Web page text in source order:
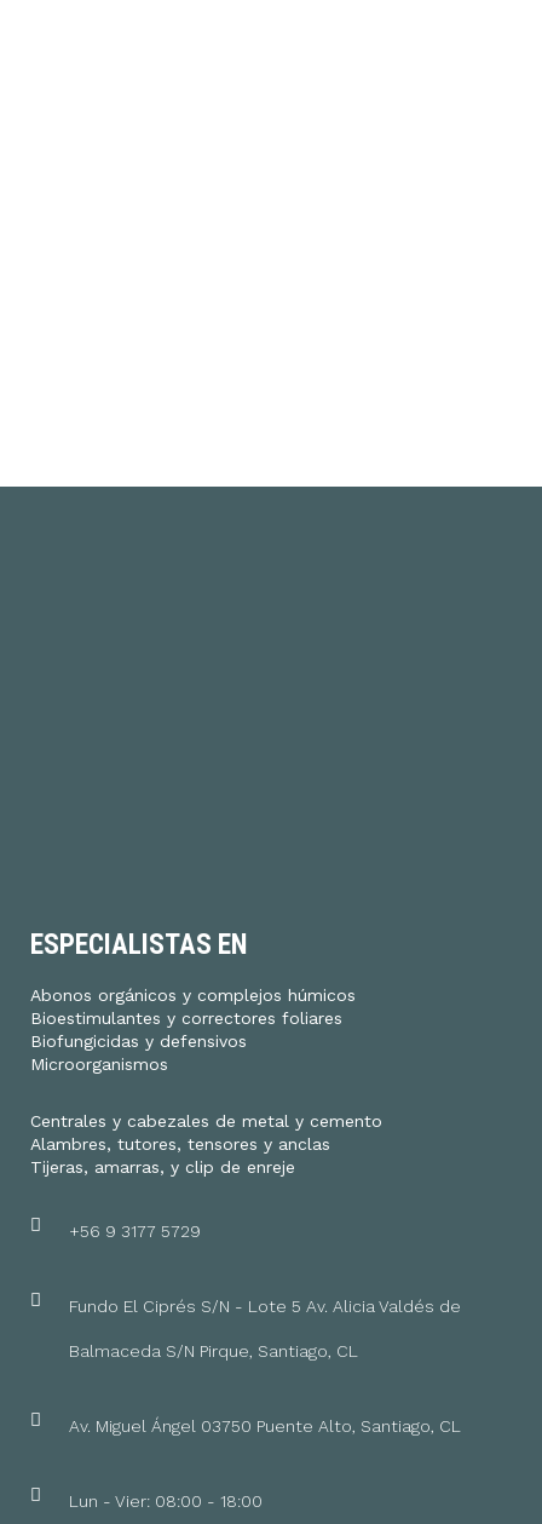
ESPECIALISTAS EN
Abonos orgánicos y complejos húmicos
Bioestimulantes y correctores foliares
Biofungicidas y defensivos
Microorganismos
Centrales y cabezales de metal y cemento
Alambres, tutores, tensores y anclas
Tijeras, amarras, y clip de enreje
+56 9 3177 5729
Fundo El Ciprés S/N - Lote 5 Av. Alicia Valdés de
Balmaceda S/N Pirque, Santiago, CL
Av. Miguel Ángel 03750 Puente Alto, Santiago, CL
Lun - Vier: 08:00 - 18:00